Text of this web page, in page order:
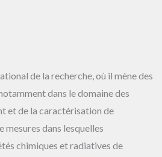
de la recherche, où il mène des
dans le domaine des
et de la caractérisation de
dans lesquelles
chimiques et radiatives de